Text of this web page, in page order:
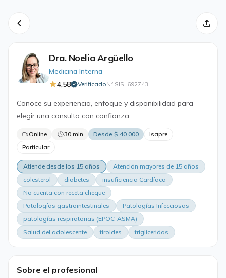
Dra. Noelia Argüello
Medicina Interna
4,58
VerificadoNº SIS: 692743·
Conoce su experiencia, enfoque y disponibilidad para
elegir una consulta con confianza.
Online 30 min Desde $ 40.000
Isapre
Particular
Atiende desde los 15 años
Atención mayores de 15 años
colesterol
diabetes
insuficiencia Cardíaca
No cuenta con receta cheque
Patologías gastrointestinales
Patologías Infecciosas
patologías respiratorias (EPOC-ASMA)
Salud del adolescente
tiroides trigliceridos
Sobre el profesional